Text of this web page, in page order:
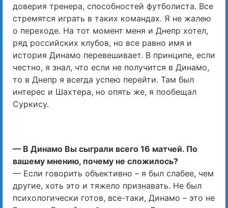
доверия тренера, способностей футболиста. Все
стремятся играть в таких командах. Я не жалею
о переходе. На тот момент меня и Днепр хотел,
ряд российских клубов, но все равно имя и
история Динамо перевешивает. В принципе, если
честно, я знал, что если не получится в Динамо,
то в Днепр я всегда успею перейти. Там был
интерес и Шахтера, но опять же, я пообещал
Суркису.
— В Динамо Вы сыграли всего 16 матчей. По
вашему мнению, почему не сложилось?
— Если говорить объективно – я был слабее, чем
другие, хоть это и тяжело признавать. Не был
психологически готов, все-таки, Динамо – это не